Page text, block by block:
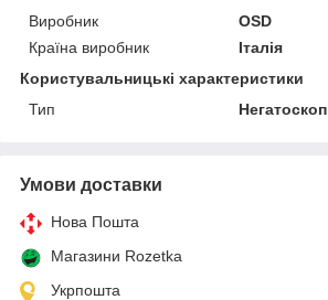
Виробник
ОSD
Країна виробник
Італія
Користувальницькі характеристики
Тип
Негатоскоп
Умови доставки
Нова Пошта
Магазини Rozetka
Укрпошта